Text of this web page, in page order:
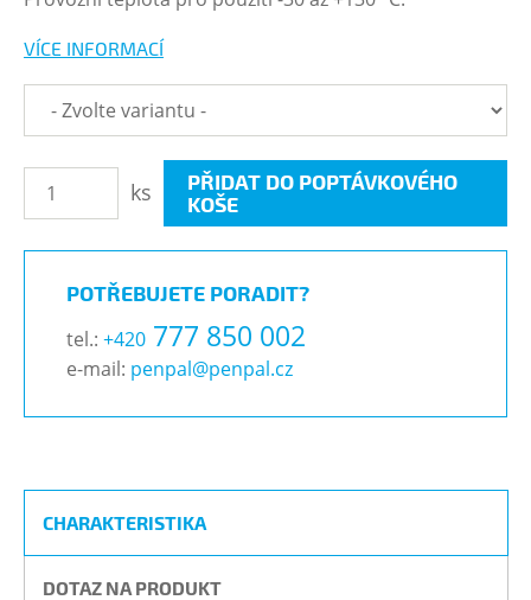
VÍCE INFORMACÍ
ks
PŘIDAT DO POPTÁVKOVÉHO
KOŠE
POTŘEBUJETE PORADIT?
tel.: +420 777 850 002
e-mail: penpal@penpal.cz
CHARAKTERISTIKA
DOTAZ NA PRODUKT